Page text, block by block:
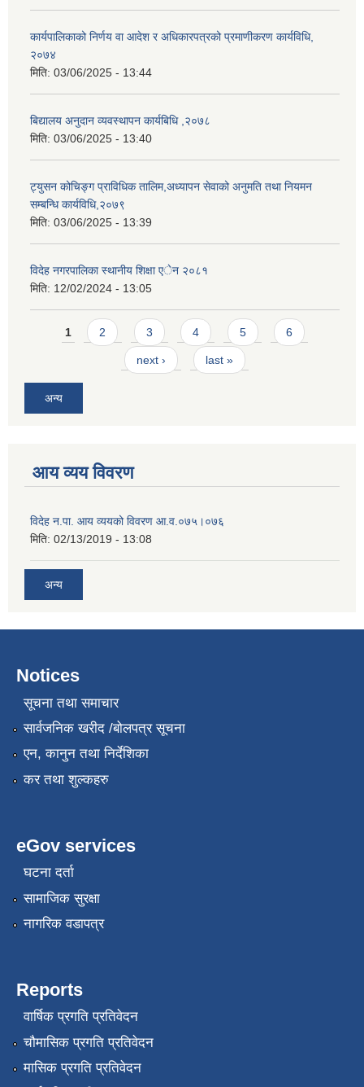
कार्यपालिकाको निर्णय वा आदेश र अधिकारपत्रको प्रमाणीकरण कार्यविधि,
२०७४
मिति: 03/06/2025 - 13:44
बिद्यालय अनुदान व्यवस्थापन कार्यबिधि ,२०७८
मिति: 03/06/2025 - 13:40
ट्युसन कोचिङ्ग प्राविधिक तालिम,अध्यापन सेवाको अनुमति तथा नियमन
सम्बन्धि कार्यविधि,२०७९
मिति: 03/06/2025 - 13:39
विदेह नगरपालिका स्थानीय शिक्षा एेन २०८१
मिति: 12/02/2024 - 13:05
Pages
1 2 3 4 5 6
next › last »
अन्य
आय व्यय विवरण
विदेह न.पा. आय व्ययको विवरण आ.व.०७५।०७६
मिति: 02/13/2019 - 13:08
अन्य
Notices
सूचना तथा समाचार
सार्वजनिक खरीद /बोलपत्र सूचना
एन, कानुन तथा निर्देशिका
कर तथा शुल्कहरु
eGov services
घटना दर्ता
सामाजिक सुरक्षा
नागरिक वडापत्र
Reports
वार्षिक प्रगति प्रतिवेदन
चौमासिक प्रगति प्रतिवेदन
मासिक प्रगति प्रतिवेदन